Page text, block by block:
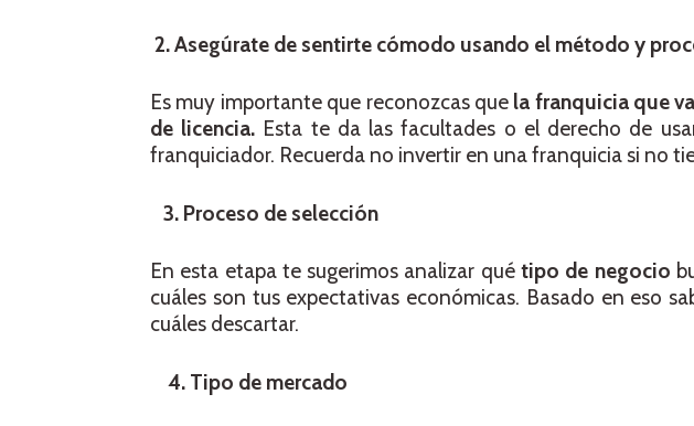
2. Asegúrate de sentirte cómodo usando el método y
Es muy importante que reconozcas que la franquicia que
de licencia. Esta te da las facultades o el derecho de
franquiciador. Recuerda no invertir en una franquicia si no
3. Proceso de selección
En esta etapa te sugerimos analizar qué tipo de negocio
cuáles son tus expectativas económicas. Basado en eso
cuáles descartar.
4. Tipo de mercado